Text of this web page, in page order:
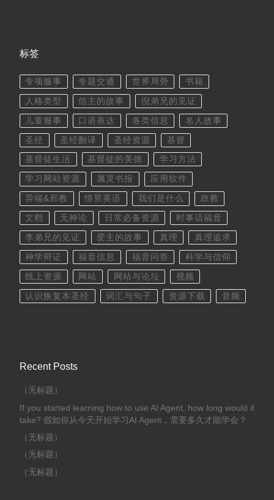
标签
专项服事 专题交通 世界局势 书籍
人格类型 信主的故事 倪弟兄的见证
儿童服事 口语表达 各类信息 名人故事
圣经 圣经翻译 圣经资源 基督
基督徒生活 基督徒的美德 学习方法
学习网站资源 属灵书报 应用软件
异端&邪教 情景英语 我们是什么 政教
文档 无神论 日常必备资源 时事话福音
李弟兄的见证 爱主的故事 真理 真理追求
神学辩证 福音信息 福音问答 科学与信仰
线上资源 网站 网站与论坛 视频
认识恢复本圣经 词汇与句子 资源下载 音频
Recent Posts
（无标题）
If you started learning how to use AI Agent, how long would it
take? 假如你从今天开始学习AI Agent，需要多久才能学会？
（无标题）
（无标题）
（无标题）